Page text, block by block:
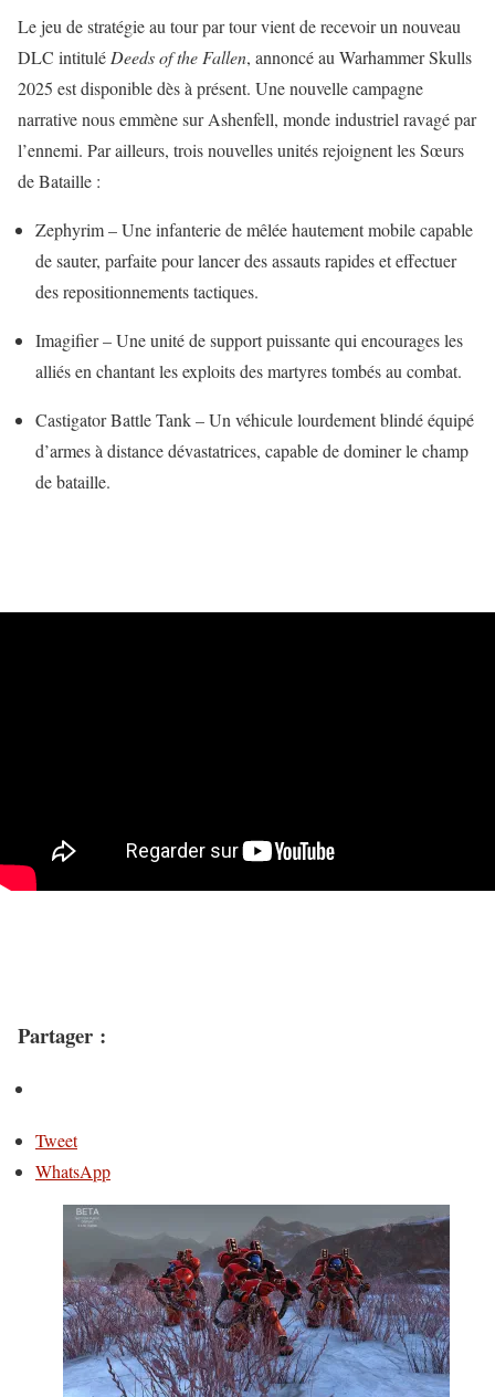
Le jeu de stratégie au tour par tour vient de recevoir un nouveau
DLC intitulé Deeds of the Fallen, annoncé au Warhammer Skulls
2025 est disponible dès à présent. Une nouvelle campagne
narrative nous emmène sur Ashenfell, monde industriel ravagé par
l’ennemi. Par ailleurs, trois nouvelles unités rejoignent les Sœurs
de Bataille :
Zephyrim – Une infanterie de mêlée hautement mobile capable
de sauter, parfaite pour lancer des assauts rapides et effectuer
des repositionnements tactiques.
Imagifier – Une unité de support puissante qui encourages les
alliés en chantant les exploits des martyres tombés au combat.
Castigator Battle Tank – Un véhicule lourdement blindé équipé
d’armes à distance dévastatrices, capable de dominer le champ
de bataille.
Partager :
Tweet
WhatsApp